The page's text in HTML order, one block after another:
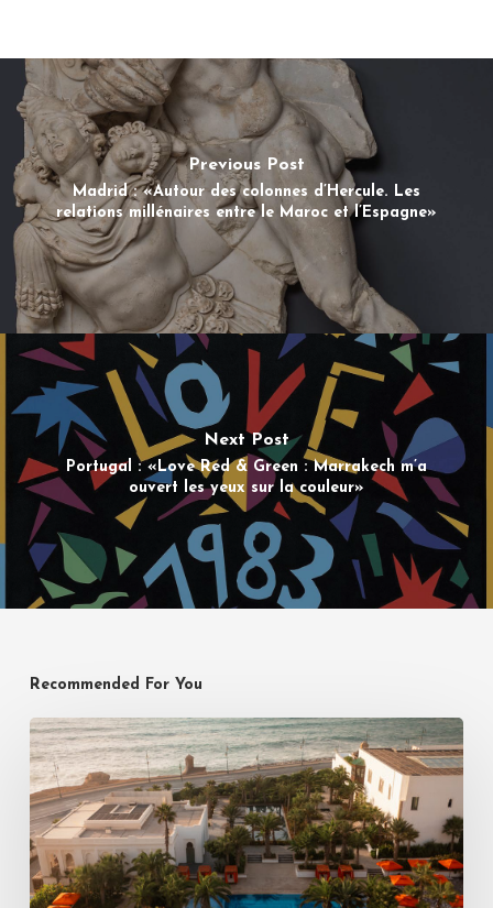
Previous Post
Madrid : «Autour des colonnes d’Hercule. Les
relations millénaires entre le Maroc et l’Espagne»
Next Post
Portugal : «Love Red & Green : Marrakech m’a
ouvert les yeux sur la couleur»
Recommended For You